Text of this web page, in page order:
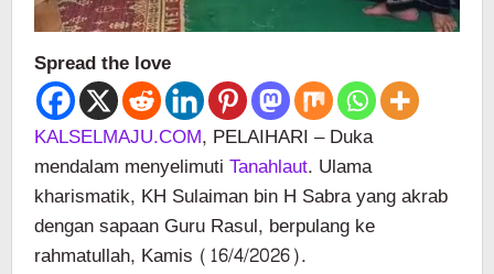
Spread the love
KALSELMAJU.COM, PELAIHARI – Duka
mendalam menyelimutiTanahlaut. Ulama
kharismatik, KH Sulaiman bin H Sabra yang akrab
dengan sapaan Guru Rasul, berpulang ke
rahmatullah, Kamis (16/4/2026).